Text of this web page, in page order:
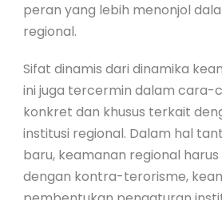
peran yang lebih menonjol
regional.
Sifat dinamis dari dinamika
ini juga tercermin dalam cara-
konkret dan khusus terkait
institusi regional. Dalam hal
baru, keamanan regional
dengan kontra-terorisme,